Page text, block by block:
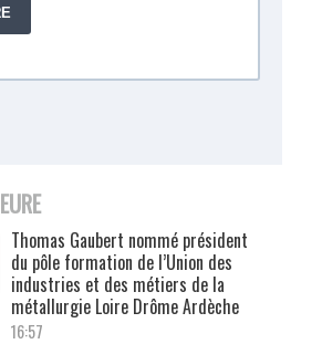
Thomas Gaubert nommé président
du pôle formation de l’Union des
industries et des métiers de la
métallurgie Loire Drôme Ardèche
16:57